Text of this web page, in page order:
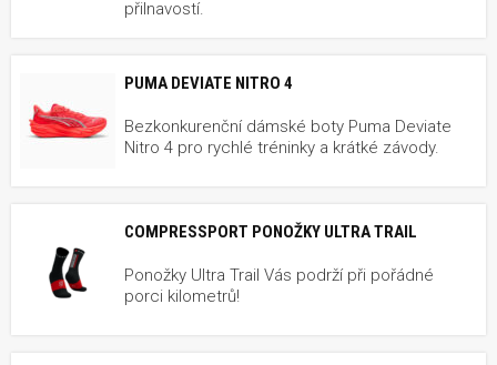
přilnavostí.
PUMA DEVIATE NITRO 4
Bezkonkurenční dámské boty Puma Deviate
Nitro 4 pro rychlé tréninky a krátké závody.
COMPRESSPORT PONOŽKY ULTRA TRAIL
Ponožky Ultra Trail Vás podrží při pořádné
porci kilometrů!